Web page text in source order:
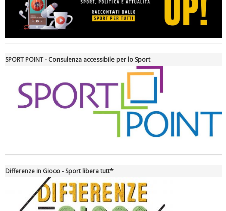
La formazione Uisp rallenta ma prosegue anche in estate
SPORT POINT - Consulenza accessibile per lo Sport
Differenze in Gioco - Sport libera tutt*